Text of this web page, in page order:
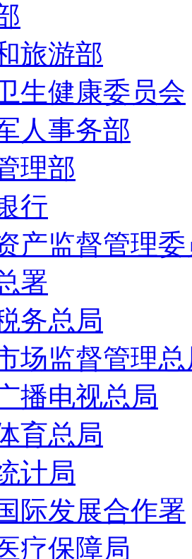
旅游部
生健康委员会
人事务部
理部
行
产监督管理
署
务总局
场监督管理
播电视总局
育总局
计局
际发展合作署
疗保障局